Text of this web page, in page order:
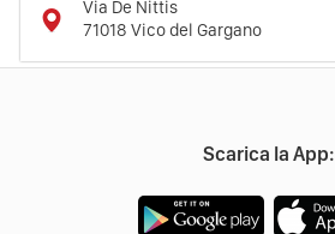
Via De Nittis
71018 Vico del Gargano
Scarica la App: